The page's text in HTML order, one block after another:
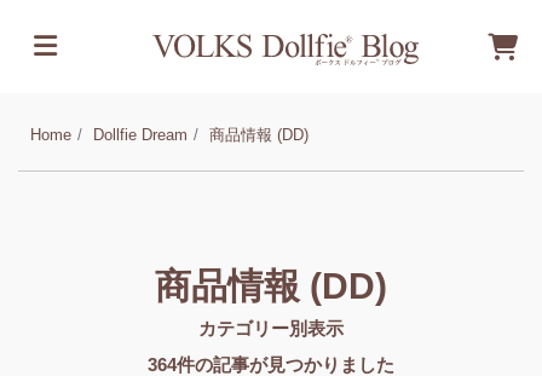
Home Dollfie Dream 商品情報 (DD)
商品情報 (DD)
カテゴリー別表示
364件の記事が見つかりました